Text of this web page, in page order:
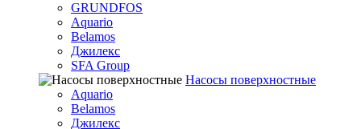
GRUNDFOS
Aquario
Belamos
Джилекс
SFA Group
Насосы поверхностные
Aquario
Belamos
Джилекс